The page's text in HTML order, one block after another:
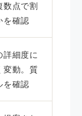
数点で割
を確認
詳細度に
変動。質
を確認